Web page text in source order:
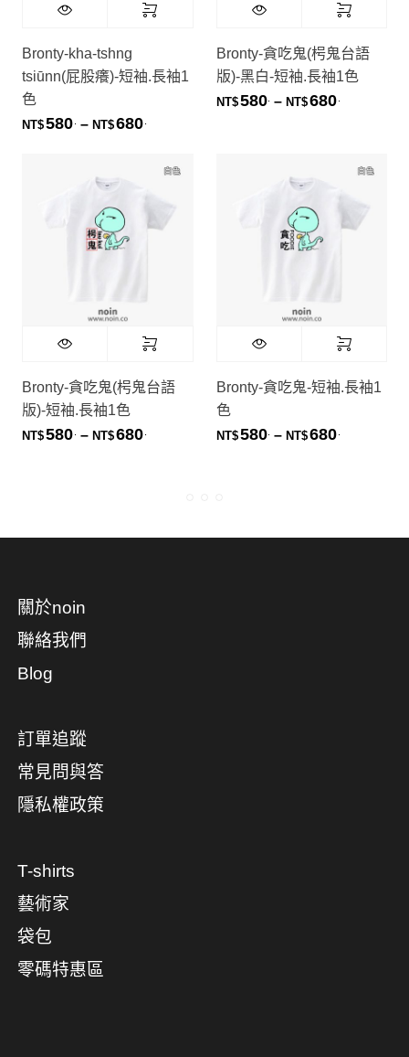
Bronty-kha-tshng
tsiūnn(屁股癢)-短袖.長袖1
色
NT$580 – NT$680價格範圍：NT$580. 到 NT$680.
Bronty-貪吃鬼(枵鬼台語
版)-黑白-短袖.長袖1色
NT$580 – NT$680
Bronty-貪吃鬼(枵鬼台語
版)-短袖.長袖1色
NT$580 – NT$680價格範圍：NT$580. 到 NT$680.
Bronty-貪吃鬼-短袖.長袖1
色
NT$580 – NT$680
關於noin
聯絡我們
Blog
訂單追蹤
常見問與答
隱私權政策
T-shirts
藝術家
袋包
零碼特惠區